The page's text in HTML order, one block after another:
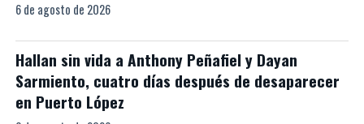
6 de agosto de 2026
Hallan sin vida a Anthony Peñafiel y Dayan
Sarmiento, cuatro días después de desaparecer
en Puerto López